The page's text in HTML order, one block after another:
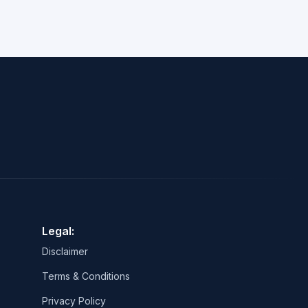
Legal:
Disclaimer
Terms & Conditions
Privacy Policy